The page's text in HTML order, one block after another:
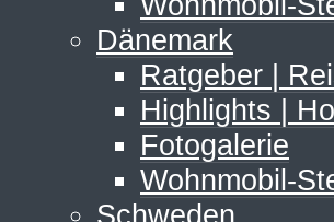
Dänemark
Ratgeber |
Highlights |
Fotogalerie
Wohnmobil-
Schweden